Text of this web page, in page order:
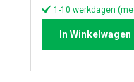
1-10 werkdagen
In Winkelwagen